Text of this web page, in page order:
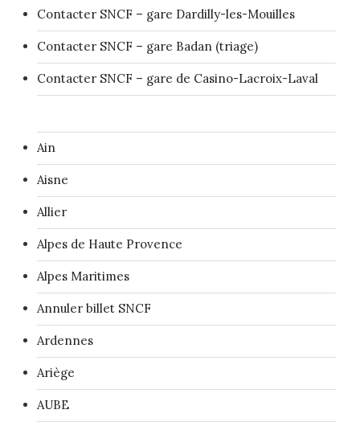
Contacter SNCF – gare Dardilly-les-Mouilles
Contacter SNCF – gare Badan (triage)
Contacter SNCF – gare de Casino-Lacroix-Laval
Ain
Aisne
Allier
Alpes de Haute Provence
Alpes Maritimes
Annuler billet SNCF
Ardennes
Ariège
AUBE